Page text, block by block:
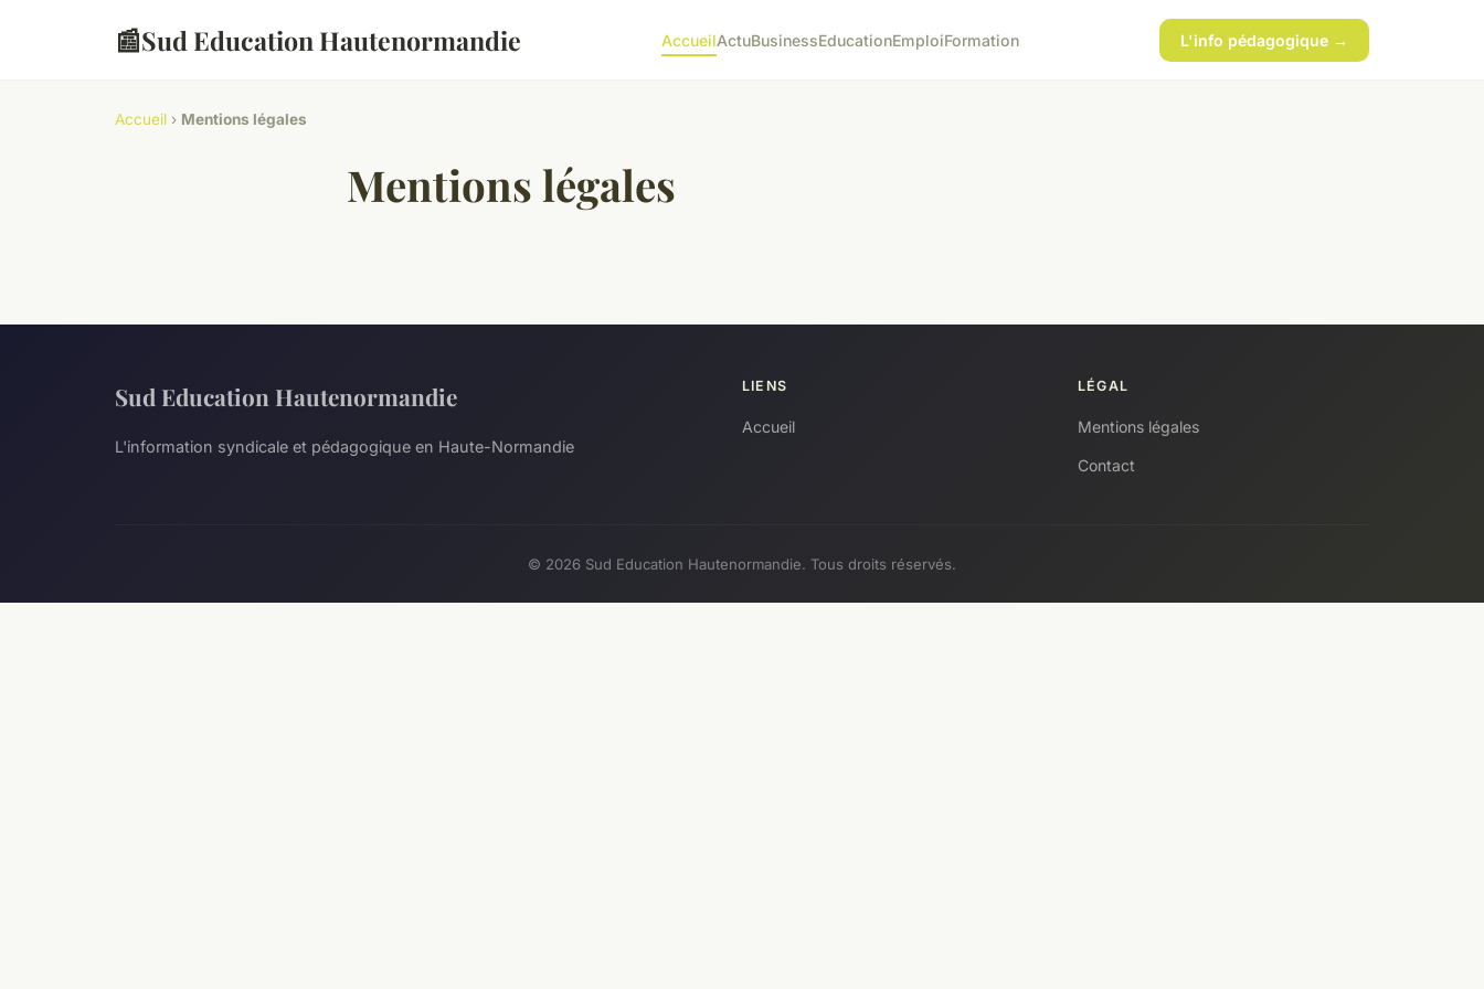
📰Sud Education Hautenormandie AccueilActuBusinessEducationEmploiFormation L'info pédagogique →
Accueil › Mentions légales
Mentions légales
Sud Education Hautenormandie
L'information syndicale et pédagogique en Haute-Normandie
LIENS
Accueil
LÉGAL
Mentions légales
Contact
© 2026 Sud Education Hautenormandie. Tous droits réservés.